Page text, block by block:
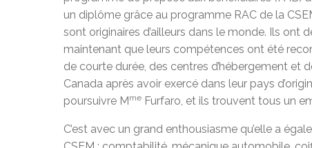
un diplôme grâce au programme RAC de la
sont originaires d’ailleurs dans le monde. Ils
maintenant que leurs compétences ont été
de courte durée, des centres d’hébergement et
Canada après avoir exercé dans leur pays
poursuivre M me Furfaro, et ils trouvent tous un
C’est avec un grand enthousiasme qu’elle a